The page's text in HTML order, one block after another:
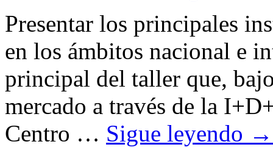
Presentar los principales
en los ámbitos nacional e
principal del taller que,
mercado a través de la
Centro … Sigue leyendo →